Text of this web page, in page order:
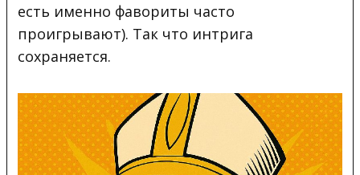
есть именно фавориты часто
проигрывают). Так что интрига
сохраняется.